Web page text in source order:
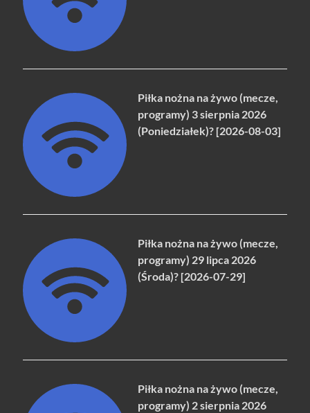
Piłka nożna na żywo (mecze,
programy) 3 sierpnia 2026
(Poniedziałek)? [2026-08-03]
Piłka nożna na żywo (mecze,
programy) 29 lipca 2026
(Środa)? [2026-07-29]
Piłka nożna na żywo (mecze,
programy) 2 sierpnia 2026